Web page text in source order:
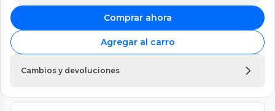
Comprar ahora
Agregar al carro
Cambios y devoluciones